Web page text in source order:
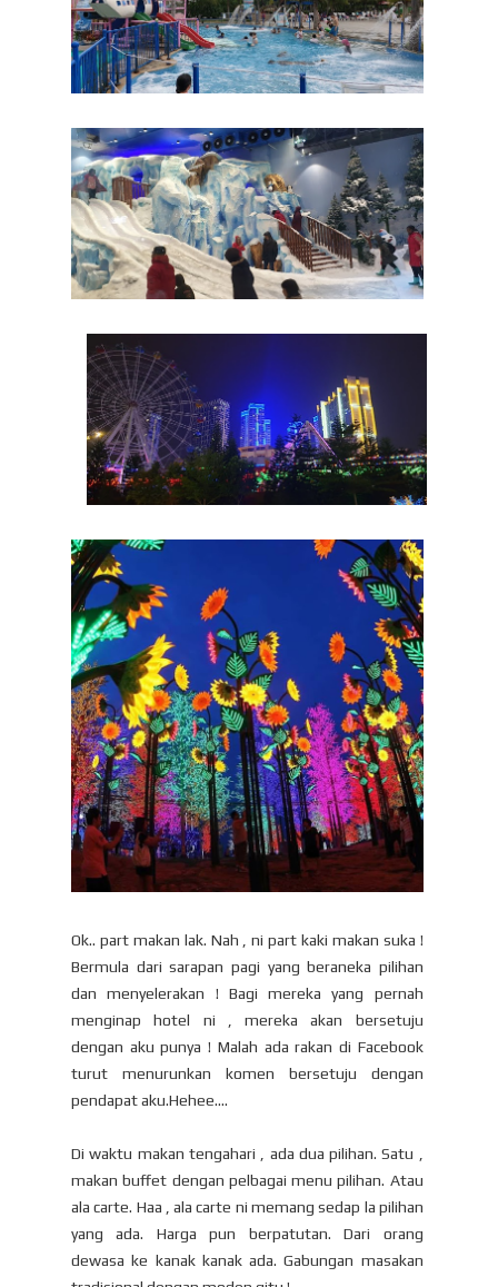
Ok.. part makan lak. Nah , ni part kaki makan suka !
Bermula dari sarapan pagi yang beraneka pilihan
dan menyelerakan ! Bagi mereka yang pernah
menginap hotel ni , mereka akan bersetuju
dengan aku punya ! Malah ada rakan di Facebook
turut menurunkan komen bersetuju dengan
pendapat aku.Hehee....
Di waktu makan tengahari , ada dua pilihan. Satu ,
makan buffet dengan pelbagai menu pilihan. Atau
ala carte. Haa , ala carte ni memang sedap la pilihan
yang ada. Harga pun berpatutan. Dari orang
dewasa ke kanak kanak ada. Gabungan masakan